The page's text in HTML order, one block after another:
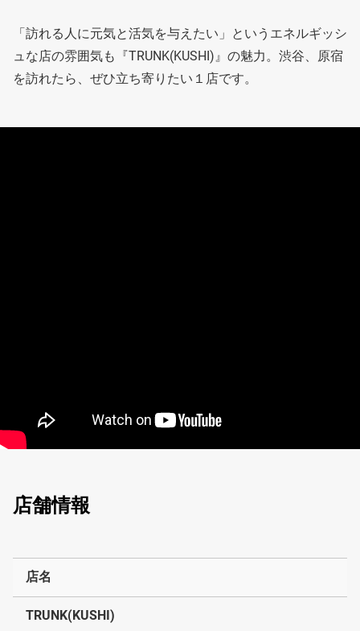
「訪れる人に元気と活気を与えたい」というエネルギッシ
ュな店の雰囲気も『TRUNK(KUSHI)』の魅力。渋谷、原宿
を訪れたら、ぜひ立ち寄りたい１店です。
店舗情報
店名
TRUNK(KUSHI)